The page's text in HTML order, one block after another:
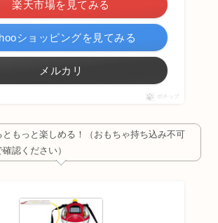
楽天市場を見てみる
ショッピングを見てみる
メルカリ
ポチップ
ともっと楽しめる！（おもちゃ持ち込み不可
認ください）